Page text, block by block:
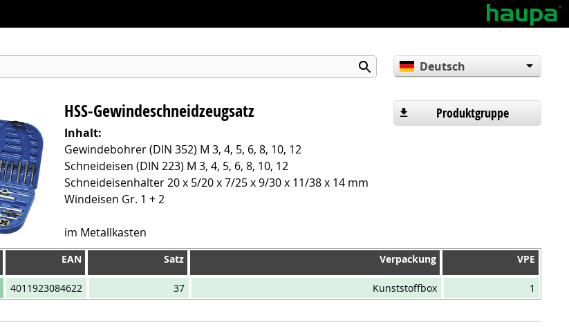
Deutsch
Español
HSS-Gewindeschneidzeugsatz
Inhalt:
Gewindebohrer (DIN 352) M 3, 4, 5, 6, 8, 10, 12
Schneideisen (DIN 223) M 3, 4, 5, 6, 8, 10, 12
Schneideisenhalter 20 x 5/20 x 7/25 x 9/30 x 11/38 x 14 mm
Windeisen Gr. 1 + 2
im Metallkasten
Produktgruppe
EAN Satz Verpackung
VPE
EAN Satz Verpackung VPE
4011923084622 37 Kunststoffbox 1